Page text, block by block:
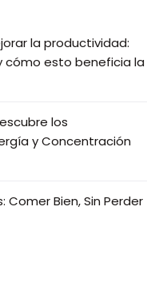
la productividad:
cómo esto beneficia la
los
y Concentración
Comer Bien, Sin Perder